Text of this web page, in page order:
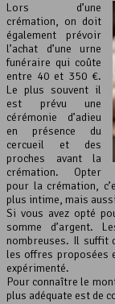
Lors d’une
crémation, on doit
également prévoir
l’achat d’une urne
funéraire qui coûte
entre 40 et 350 €.
Le plus souvent il
est prévu une
cérémonie d’adieu
en présence du
cercueil et des
proches avant la
crémation. Opter
pour la crémation,
plus intime, mais
Si vous avez opté
somme d’argent.
nombreuses. Il suffit
les offres proposées
expérimenté.
Pour connaître le
plus adéquate est de